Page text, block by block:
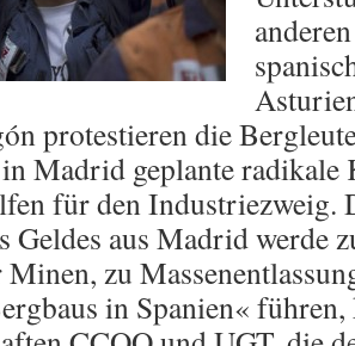
protestieren die
Madrid geplante radikale
für den Industriezweig.
Geldes aus Madrid werde
zu
in Spanien«